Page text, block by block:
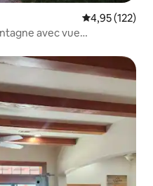
Évaluation
4,95 (122)
avec vue